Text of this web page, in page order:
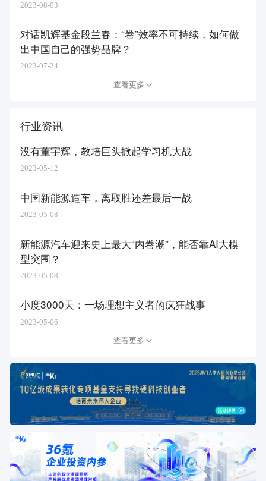
2023-08-03
对话凯辉基金段兰春：“卷”效率不可持续，如何做
出中国自己的强势品牌？
2023-07-24
查看更多
行业资讯
没有董宇辉，教培巨头掀起学习机大战
2023-05-12
中国新能源造车，离取胜还差最后一战
2023-05-08
新能源汽车迎来史上最大“内卷潮”，能否靠AI大模
型突围？
2023-05-08
小度3000天：一场理想主义者的疯狂战事
2023-05-06
查看更多